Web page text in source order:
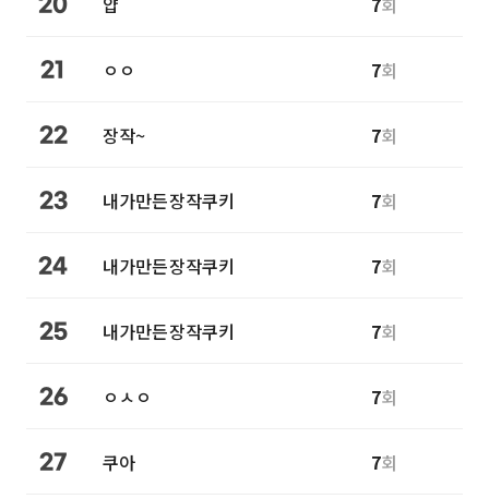
21 ㅇㅇ 7회
22 장작~ 7회
23 내가만든장작쿠키 7회
24 내가만든장작쿠키 7회
25 내가만든장작쿠키 7회
26 ㅇㅅㅇ 7회
27 쿠아 7회